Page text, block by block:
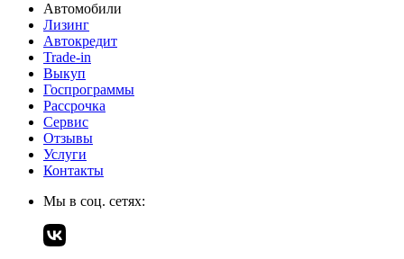
Автомобили
Лизинг
Автокредит
Trade-in
Выкуп
Госпрограммы
Рассрочка
Сервис
Отзывы
Услуги
Контакты
Мы в соц. сетях: